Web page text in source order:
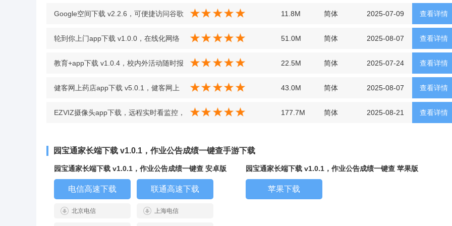
查看详情
Google空间下载 v2.2.6，可便捷访问谷歌
应用商店的合作产品 v2.2.6
11.8M 简体 2025-07-09
查看详情
轮到你上门app下载 v1.0.0，在线化网络
服务覆盖全国 v1.0.0
51.0M 简体 2025-08-07
查看详情
教育+app下载 v1.0.4，校内外活动随时报
名，家长学生都适用 v1.0.4
22.5M 简体 2025-07-24
查看详情
健客网上药店app下载 v5.0.1，健客网上
药店购药安心有保障 v5.0.1
43.0M 简体 2025-08-07
查看详情
EZVIZ摄像头app下载，远程实时看监控， 177.7M 简体 2025-08-21
园宝通家长端下载 v1.0.1，作业公告成绩一键查手游下载
园宝通家长端下载 v1.0.1，作业公告成绩一键查 安卓版
电信高速下载 联通高速下载
北京电信 上海电信
园宝通家长端下载 v1.0.1，作业公告成绩一键查 苹果版
苹果下载